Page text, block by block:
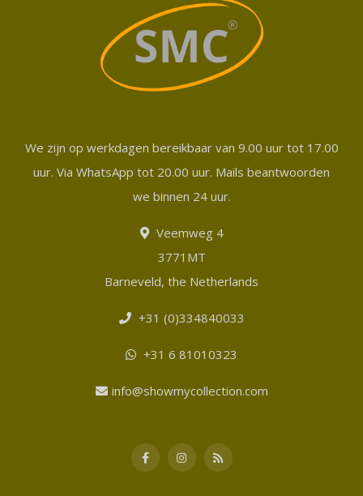
We zijn op werkdagen bereikbaar van 9.00 uur tot 17.00
uur. Via WhatsApp tot 20.00 uur. Mails beantwoorden
we binnen 24 uur.
Veemweg 4
3771MT
Barneveld, the Netherlands
+31 (0)334840033
+31 6 81010323
info@showmycollection.com